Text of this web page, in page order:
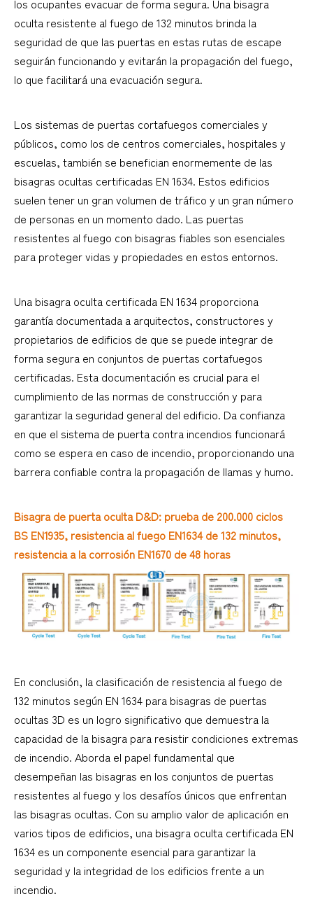
los ocupantes evacuar de forma segura. Una bisagra
oculta resistente al fuego de 132 minutos brinda la
seguridad de que las puertas en estas rutas de escape
seguirán funcionando y evitarán la propagación del fuego,
lo que facilitará una evacuación segura.
Los sistemas de puertas cortafuegos comerciales y
públicos, como los de centros comerciales, hospitales y
escuelas, también se benefician enormemente de las
bisagras ocultas certificadas EN 1634. Estos edificios
suelen tener un gran volumen de tráfico y un gran número
de personas en un momento dado. Las puertas
resistentes al fuego con bisagras fiables son esenciales
para proteger vidas y propiedades en estos entornos.
Una bisagra oculta certificada EN 1634 proporciona
garantía documentada a arquitectos, constructores y
propietarios de edificios de que se puede integrar de
forma segura en conjuntos de puertas cortafuegos
certificadas. Esta documentación es crucial para el
cumplimiento de las normas de construcción y para
garantizar la seguridad general del edificio. Da confianza
en que el sistema de puerta contra incendios funcionará
como se espera en caso de incendio, proporcionando una
barrera confiable contra la propagación de llamas y humo.
Bisagra de puerta oculta D&D: prueba de 200.000 ciclos
BS EN1935, resistencia al fuego EN1634 de 132 minutos,
resistencia a la corrosión EN1670 de 48 horas
En conclusión, la clasificación de resistencia al fuego de
132 minutos según EN 1634 para bisagras de puertas
ocultas 3D es un logro significativo que demuestra la
capacidad de la bisagra para resistir condiciones extremas
de incendio. Aborda el papel fundamental que
desempeñan las bisagras en los conjuntos de puertas
resistentes al fuego y los desafíos únicos que enfrentan
las bisagras ocultas. Con su amplio valor de aplicación en
varios tipos de edificios, una bisagra oculta certificada EN
1634 es un componente esencial para garantizar la
seguridad y la integridad de los edificios frente a un
incendio.